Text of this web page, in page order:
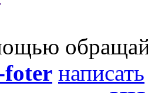
foter написать